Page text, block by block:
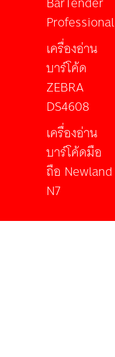
Professional
เครื่องอ่าน
บาร์โค้ด
ZEBRA
DS4608
เครื่องอ่าน
บาร์โค้ดมือ
ถือ Newland
N7